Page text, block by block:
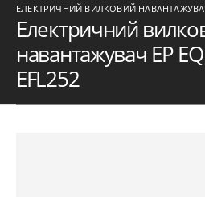
ЕЛЕКТРИЧНИЙ ВИЛКОВИЙ НАВАНТАЖУВАЧ
Електричний
навантажувач EP
EFL252